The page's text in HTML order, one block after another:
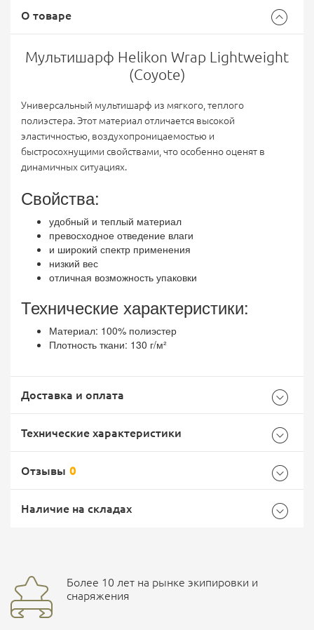
О товаре
Мультишарф Helikon Wrap Lightweight
(Coyote)
Универсальный мультишарф из мягкого, теплого
полиэстера. Этот материал отличается высокой
эластичностью, воздухопроницаемостью и
быстросохнущими свойствами, что особенно оценят в
динамичных ситуациях.
Свойства:
удобный и теплый материал
превосходное отведение влаги
и широкий спектр применения
низкий вес
отличная возможность упаковки
Технические характеристики:
Материал: 100% полиэстер
Плотность ткани: 130 г/м²
Доставка и оплата
Доставка Почтой России
EMS Почта России
Доставка курьерской службой СДЭК -
Технические характеристики
Бренд Helikon
Отзывы 0
Ваш отзыв
Наличие на складах
улица Маяковского, 10
Более 10 лет на рынке экипировки и
снаряжения